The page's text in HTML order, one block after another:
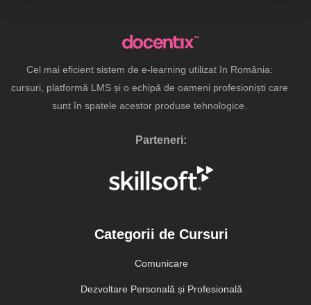
Cel mai eficient sistem de e-learning utilizat în România:
cursuri, platformă LMS și o echipă de oameni profesioniști care
sunt în spatele acestor produse tehnologice.
Parteneri:
Categorii de Cursuri
Comunicare
Dezvoltare Personală și Profesională